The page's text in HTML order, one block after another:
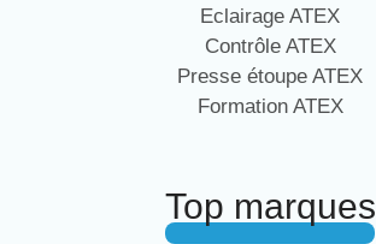
Eclairage ATEX
Contrôle ATEX
Presse étoupe ATEX
Formation ATEX
Top marques